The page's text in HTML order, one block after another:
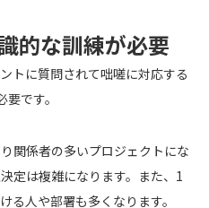
的な訓練が必要
トに質問されて咄嗟に対応する
です。
関係者の多いプロジェクトにな
定は複雑になります。また、1
る人や部署も多くなります。